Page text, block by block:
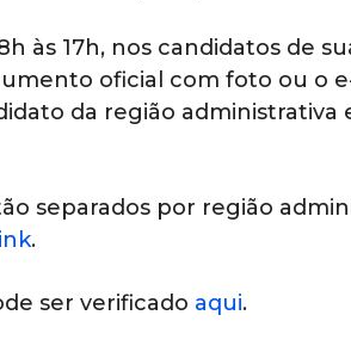
às 17h, nos candidatos de
oficial com foto ou o
da região administrativa
separados por região
.
ser verificado aqui.